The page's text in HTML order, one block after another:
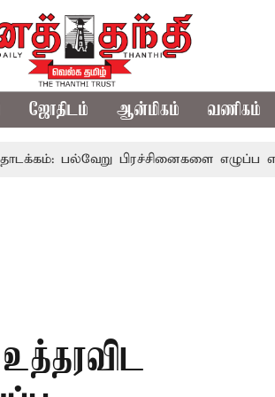
ஜோதிடம் ஆன்மிகம் வணிகம்
பிரச்சினைகளை எழுப்ப